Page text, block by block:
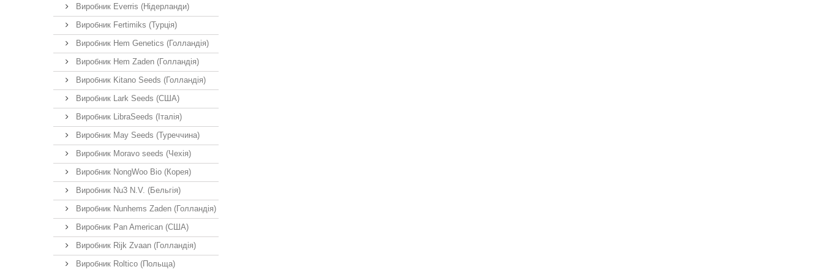
Виробник Everris (Нідерланди)
Виробник Fertimiks (Турція)
Виробник Hem Genetics (Голландія)
Виробник Hem Zaden (Голландія)
Виробник Kitano Seeds (Голландія)
Виробник Lark Seeds (США)
Виробник LibraSeeds (Італія)
Виробник May Seeds (Туреччина)
Виробник Moravo seeds (Чехія)
Виробник NongWoo Bio (Корея)
Виробник Nu3 N.V. (Бельгія)
Виробник Nunhems Zaden (Голландія)
Виробник Pan American (США)
Виробник Rijk Zvaan (Голландія)
Виробник Roltico (Польща)